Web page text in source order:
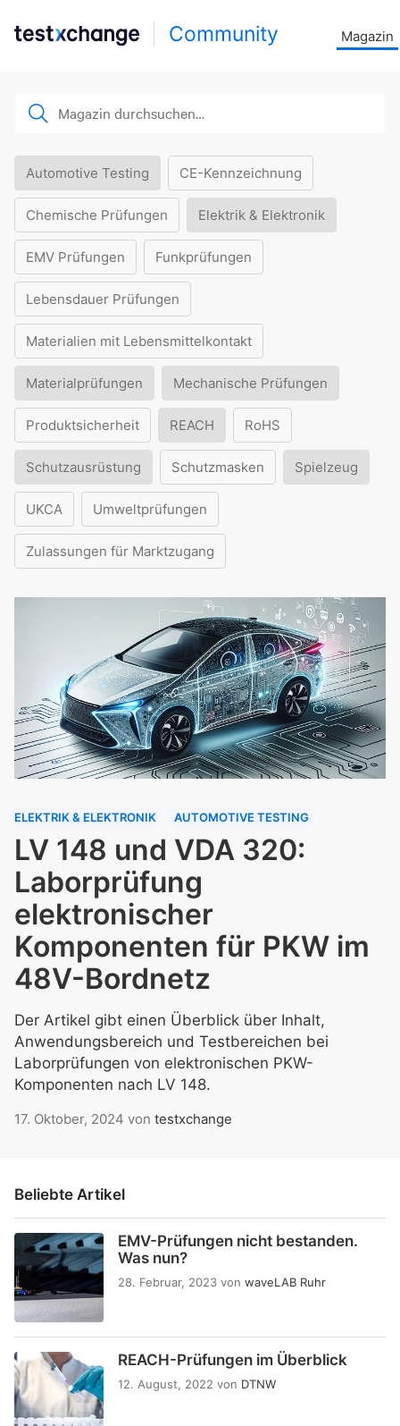
Community Magazin
Automotive Testing CE-Kennzeichnung
Chemische Prüfungen Elektrik & Elektronik
EMV Prüfungen Funkprüfungen
Lebensdauer Prüfungen
Materialien mit Lebensmittelkontakt
Materialprüfungen Mechanische Prüfungen
Produktsicherheit REACH RoHS
Schutzausrüstung Schutzmasken Spielzeug
UKCA Umweltprüfungen
Zulassungen für Marktzugang
ELEKTRIK & ELEKTRONIK AUTOMOTIVE TESTING
LV 148 und VDA 320:
Laborprüfung
elektronischer
Komponenten für PKW im
48V-Bordnetz
Der Artikel gibt einen Überblick über Inhalt,
Anwendungsbereich und Testbereichen bei
Laborprüfungen von elektronischen PKW-
Komponenten nach LV 148.
17. Oktober, 2024 von testxchange
Beliebte Artikel
EMV-Prüfungen nicht bestanden.
Was nun?
28. Februar, 2023 von waveLAB Ruhr
REACH-Prüfungen im Überblick
12. August, 2022 von DTNW